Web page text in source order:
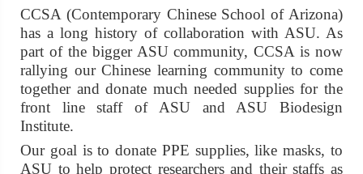
CCSA (Contemporary Chinese School of Arizona)
has a long history of collaboration with ASU. As
part of the bigger ASU community, CCSA is now
rallying our Chinese learning community to come
together and donate much needed supplies for the
front line staff of ASU and ASU Biodesign
Institute.
Our goal is to donate PPE supplies, like masks, to
ASU to help protect researchers and their staffs as